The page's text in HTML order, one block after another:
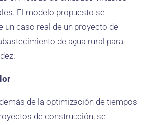
El modelo propuesto se
un caso real de un proyecto de
de agua rural para
de la optimización de tiempos
de construcción, se